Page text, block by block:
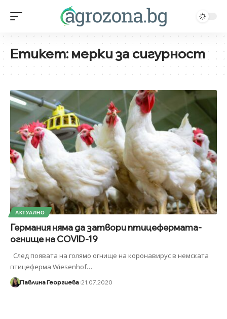
Етикет:мерки за сигурност
АКТУАЛНО
Германия няма да затвори птицефермата-
огнище на COVID-19
След появата на голямо огнище на коронавирус в немската
птицеферма Wiesenhof…
Павлина Георгиева 21.07.2020